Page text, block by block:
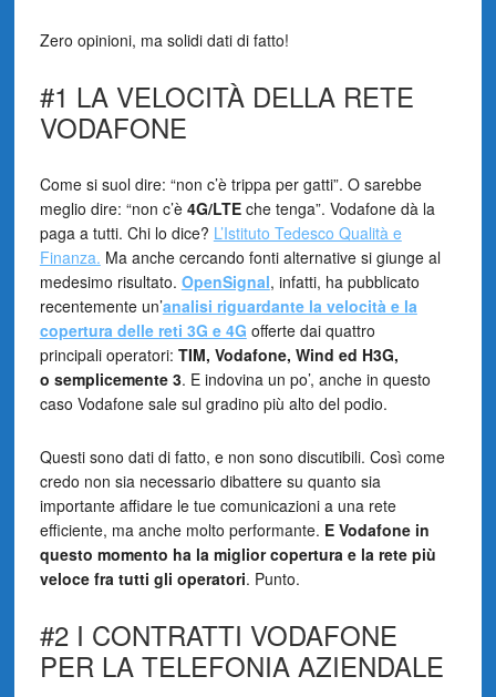
Zero opinioni, ma solidi dati di fatto!
#1 LA VELOCITÀ DELLA RETE
VODAFONE
Come si suol dire: “non c’è trippa per gatti”. O sarebbe
meglio dire: “non c’è 4G/LTEche tenga”. Vodafone dà la
paga a tutti. Chi lo dice? L’Istituto Tedesco Qualità e
Finanza. Ma anche cercando fonti alternative si giunge al
medesimo risultato. OpenSignal, infatti, ha pubblicato
recentemente un’analisi riguardante la velocità e la
copertura delle reti 3G e 4G offerte dai quattro
principali operatori: TIM, Vodafone, Wind ed H3G,
o semplicemente 3. E indovina un po’, anche in questo
caso Vodafone sale sul gradino più alto del podio.
Questi sono dati di fatto, e non sono discutibili. Così come
credo non sia necessario dibattere su quanto sia
importante affidare le tue comunicazioni a una rete
efficiente, ma anche molto performante. E Vodafone in
questo momento ha la miglior copertura e la rete più
veloce fra tutti gli operatori. Punto.
#2 I CONTRATTI VODAFONE
PER LA TELEFONIA AZIENDALE